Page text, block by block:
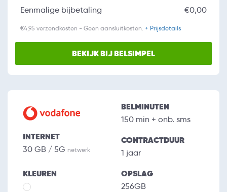
Eenmalige bijbetaling €0,00
€4,95 verzendkosten - Geen aansluitkosten. + Prijsdetails
BEKIJK BIJ BELSIMPEL
INTERNET
30 GB / 5G netwerk
BELMINUTEN
150 min + onb. sms
CONTRACTDUUR
1 jaar
KLEUREN OPSLAG
256GB